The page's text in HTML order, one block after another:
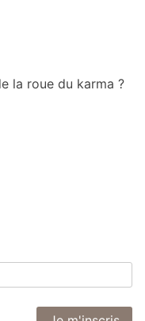
la roue du karma ?